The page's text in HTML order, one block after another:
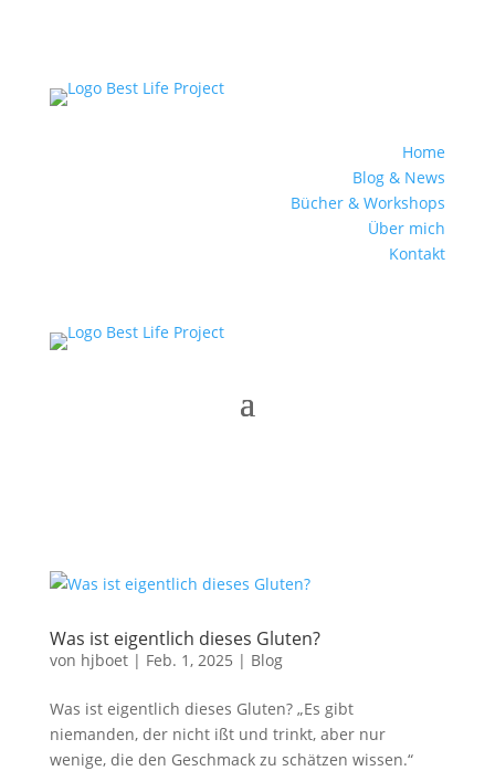
Home
Blog & News
Bücher & Workshops
Über mich
Kontakt
Was ist eigentlich dieses Gluten?
von hjboet| Feb. 1, 2025 | Blog
Was ist eigentlich dieses Gluten? „Es gibt
niemanden, der nicht ißt und trinkt, aber nur
wenige, die den Geschmack zu schätzen wissen.“